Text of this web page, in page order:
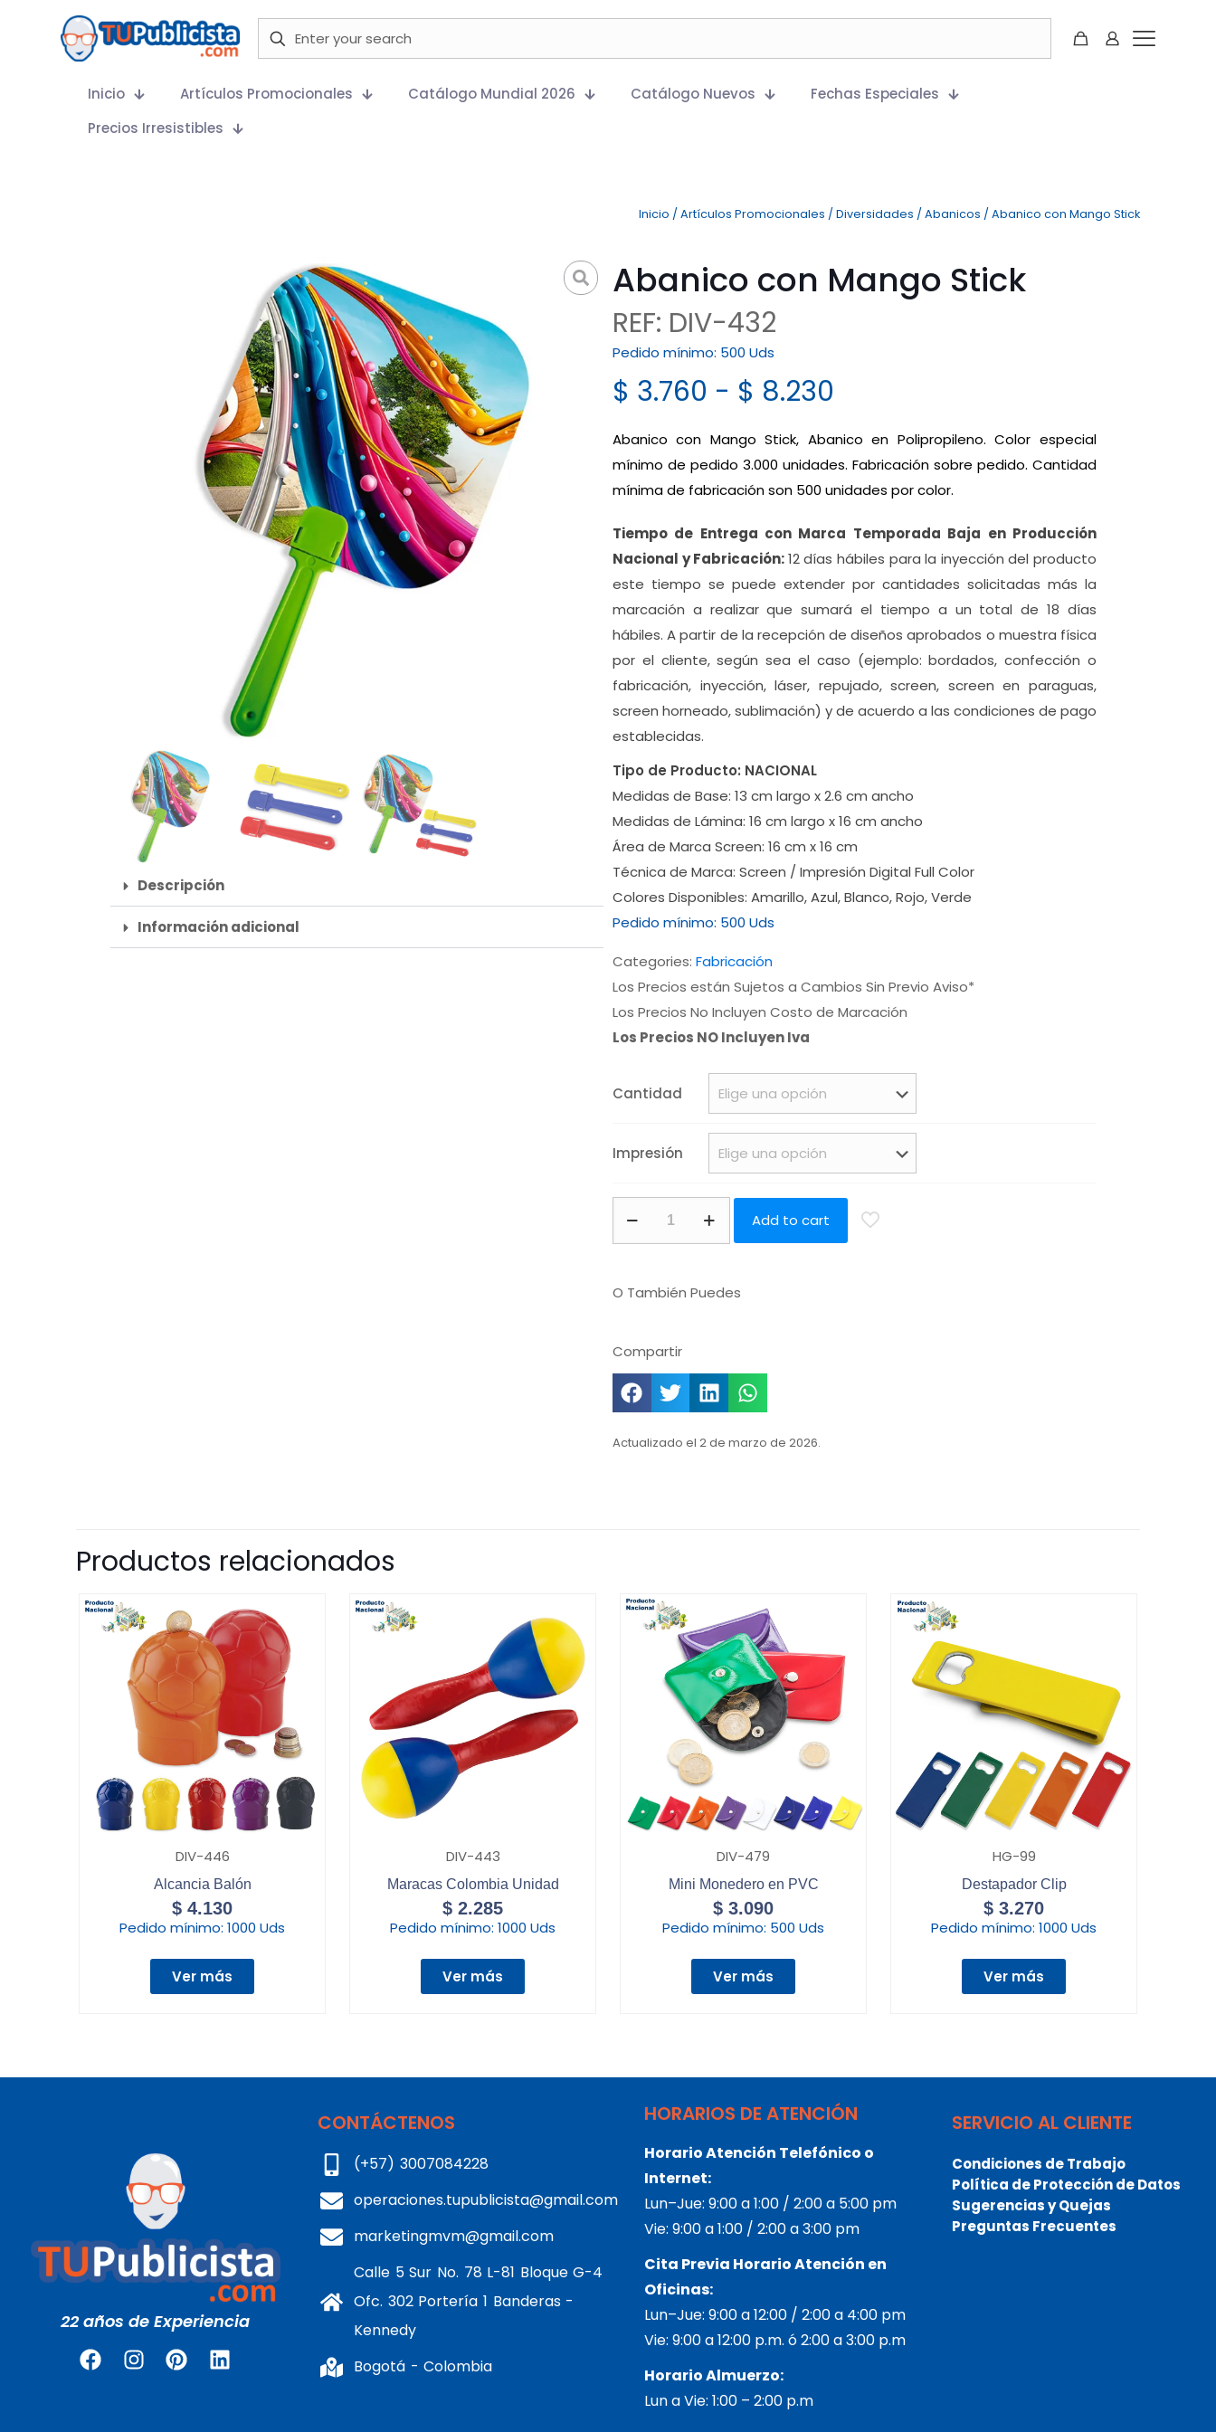
Inicio Artículos Promocionales Catálogo Mundial 2026 Catálogo Nuevos
Fechas Especiales
Precios Irresistibles
Inicio / Artículos Promocionales / Diversidades / Abanicos / Abanico con Mango Stick
Descripción
Información adicional
Abanico con Mango Stick
REF: DIV-432
Pedido mínimo: 500 Uds
$ 3.760 - $ 8.230
Abanico con Mango Stick, Abanico en Polipropileno. Color especial
mínimo de pedido 3.000 unidades. Fabricación sobre pedido. Cantidad
mínima de fabricación son 500 unidades por color.
Tiempo de Entrega con Marca Temporada Baja en Producción
Nacional y Fabricación:12 días hábiles para la inyección del producto
este tiempo se puede extender por cantidades solicitadas más la
marcación a realizar que sumará el tiempo a un total de 18 días
hábiles. A partir de la recepción de diseños aprobados o muestra física
por el cliente, según sea el caso (ejemplo: bordados, confección o
fabricación, inyección, láser, repujado, screen, screen en paraguas,
screen horneado, sublimación) y de acuerdo a las condiciones de pago
establecidas.
Tipo de Producto: NACIONAL
Medidas de Base: 13 cm largo x 2.6 cm ancho
Medidas de Lámina: 16 cm largo x 16 cm ancho
Área de Marca Screen: 16 cm x 16 cm
Técnica de Marca: Screen / Impresión Digital Full Color
Colores Disponibles: Amarillo, Azul, Blanco, Rojo, Verde
Pedido mínimo: 500 Uds
Categories: Fabricación
Los Precios están Sujetos a Cambios Sin Previo Aviso*
Los Precios No Incluyen Costo de Marcación
Los Precios NO Incluyen Iva
Cantidad
Impresión
Add to cart
O También Puedes
Compartir
Actualizado el 2 de marzo de 2026.
Productos relacionados
DIV-446
Alcancia Balón
$ 4.130
Pedido mínimo: 1000 Uds
Ver más
DIV-443
Maracas Colombia Unidad
$ 2.285
Pedido mínimo: 1000 Uds
Ver más
DIV-479
Mini Monedero en PVC
$ 3.090
Pedido mínimo: 500 Uds
Ver más
HG-99
Destapador Clip
$ 3.270
Pedido mínimo: 1000 Uds
Ver más
22 años de Experiencia
CONTÁCTENOS
(+57) 3007084228
operaciones.tupublicista@gmail.com
marketingmvm@gmail.com
Calle 5 Sur No. 78 L-81 Bloque G-4
Ofc. 302 Portería 1 Banderas -
Kennedy
Bogotá - Colombia
HORARIOS DE ATENCIÓN
Horario Atención Telefónico o
Internet:
Lun–Jue: 9:00 a 1:00 / 2:00 a 5:00 pm
Vie: 9:00 a 1:00 / 2:00 a 3:00 pm
Cita Previa Horario Atención en
Oficinas:
Lun–Jue: 9:00 a 12:00 / 2:00 a 4:00 pm
Vie: 9:00 a 12:00 p.m. ó 2:00 a 3:00 p.m
Horario Almuerzo:
Lun a Vie: 1:00 – 2:00 p.m
SERVICIO AL CLIENTE
Condiciones de Trabajo
Política de Protección de Datos
Sugerencias y Quejas
Preguntas Frecuentes